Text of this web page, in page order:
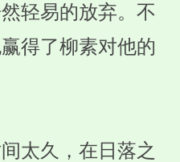
轻易的放弃。不
得了柳素对他的
太久，在日落之